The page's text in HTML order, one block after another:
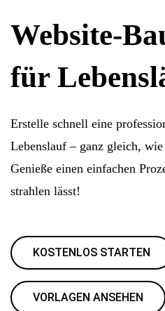
Website-
für
Erstelle schnell eine
Lebenslauf – ganz gleich,
Genieße einen einfachen
strahlen lässt!
KOSTENLOS STARTEN
VORLAGEN ANSEHEN